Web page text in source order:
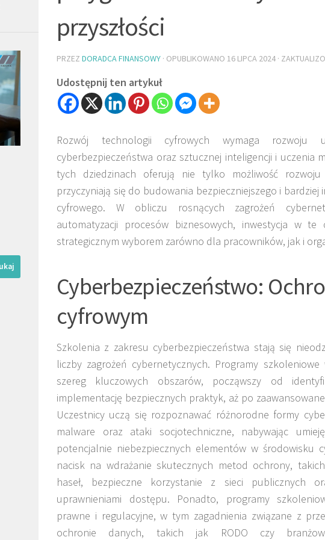
przyszłości
PRZEZ DORADCA FINANSOWY · OPUBLIKOWANO 16 LIPCA 2024 ·
Udostępnij ten artykuł
Rozwój technologii cyfrowych wymaga rozwoju
cyberbezpieczeństwa oraz sztucznej inteligencji i uczenia
tych dziedzinach oferują nie tylko możliwość
przyczyniają się do budowania bezpieczniejszego i
cyfrowego. W obliczu rosnących zagrożeń
automatyzacji procesów biznesowych, inwestycja w
strategicznym wyborem zarówno dla pracowników, jak i
Cyberbezpieczeństwo:
cyfrowym
Szkolenia z zakresu cyberbezpieczeństwa stają się
liczby zagrożeń cybernetycznych. Programy
szereg kluczowych obszarów, począwszy od
implementację bezpiecznych praktyk, aż po
Uczestnicy uczą się rozpoznawać różnorodne formy
malware oraz ataki socjotechniczne, nabywając
potencjalnie niebezpiecznych elementów w środowisku
nacisk na wdrażanie skutecznych metod ochrony,
haseł, bezpieczne korzystanie z sieci publicznych
uprawnieniami dostępu. Ponadto, programy
prawne i regulacyjne, w tym zagadnienia związane z
ochronie danych, takich jak RODO czy